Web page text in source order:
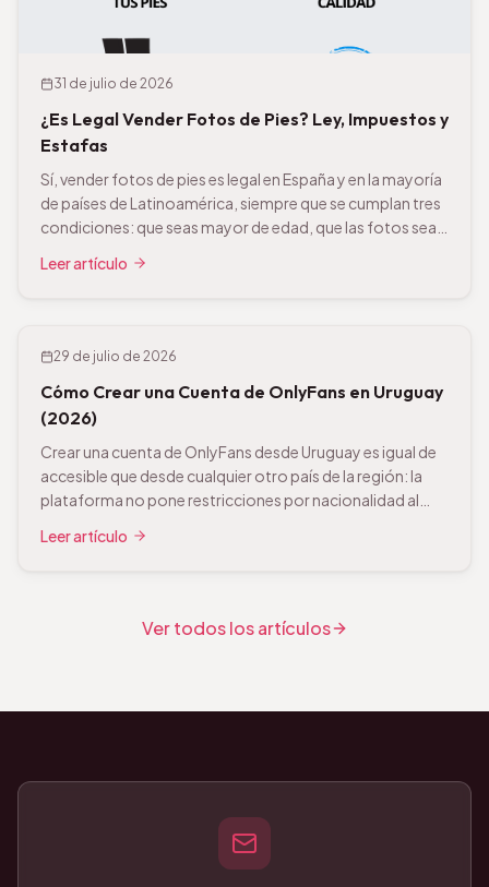
31 de julio de 2026
¿Es Legal Vender Fotos de Pies? Ley, Impuestos y
Estafas
Sí, vender fotos de pies es legal en España y en la mayoría
de países de Latinoamérica, siempre que se cumplan tres
condiciones: que seas mayor de edad, que las fotos sean
vacío legal: es una actividad económica normal y
Leer artículo
29 de julio de 2026
Cómo Crear una Cuenta de OnlyFans en Uruguay
(2026)
Crear una cuenta de OnlyFans desde Uruguay es igual de
accesible que desde cualquier otro país de la región: la
plataforma no pone restricciones por nacionalidad al
documento de verificación y en el cobro, así que vamos
Leer artículo
Ver todos los artículos